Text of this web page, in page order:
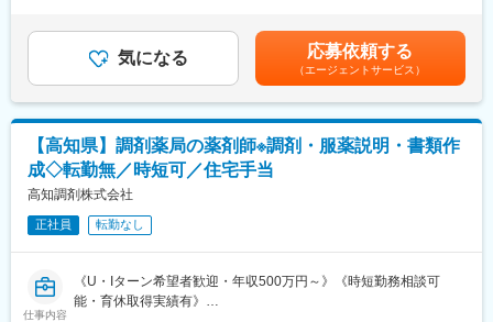
■本配属後
・各事業所の課題や目的に合わせてマネジメント業務に専念頂き
【キャリアパス（例）】
・医療介護スタッフ（2週間程度の基礎研修必要資格取得、現場業
務）
・サービスリーダー（入社3カ月～※研修期間）
・サービス提供責任者（入社半年／年収420～650万円）
・サービスマネージャー（入社1年／年収560～700万円）
・エリアマネージャー（入社1年～／年収700～800万円）
・ブロックマネージャー（年収800～900万円）
・ゼネラルマネージャー（年収900～1200万円）
るため、社内でのデスクワークが6割、お客様先での業務が4割ほ
どとなります。また、外部のITベンダーとの打ち合わせ等もある
ため、関係者が多いのも当職種の特徴の一つとなります。
ます。
【ポジションの魅力】
・長期間の研修を用意しているため職種未経験＆技術的な知識が
全く無い方でも立ち上りが可能となっております。
・業界トップクラスの調剤システムやIoT製品を扱っており、業務
を通して最新の技術に触れることが可能です。
・正社員登用は前提の採用です。就業態度に問題がなければ原則
登用となり、業界トップクラスシェアを誇る優良企業の正社員と
して安定就業が可能です。（登用率98%、試験ノルマなし）
＞※給与詳細は、年齢・スキルを考慮し決定します。■昇給：年1
回■賞与：年2回賃金はあくまでも目安の金額であり、選考を通じ
て上下する可能性があります。月給(月額)は固定手当を含めた表記
です。
気になる 応募依頼する
（エージェントサービス）
【高知県】調剤薬局の薬剤師※調剤・服薬説明・書類作
成◇転勤無／時短可／住宅手当
高知調剤株式会社
正社員 転勤なし
仕事内容
《U・Iターン希望者歓迎・年収500万円～》《時短勤務相談可
能・育休取得実績有》